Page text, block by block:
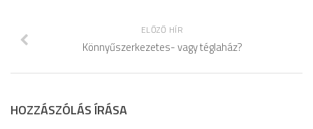
ELŐZŐ HÍR
Könnyűszerkezetes- vagy téglaház?
HOZZÁSZÓLÁS ÍRÁSA